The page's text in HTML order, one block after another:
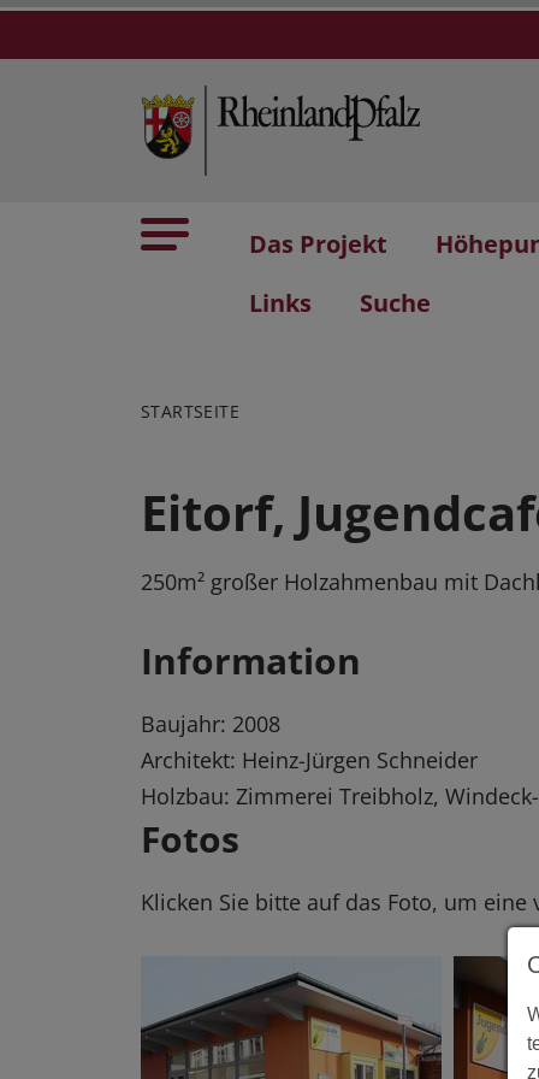
Das Projekt
Links
Suche
STARTSEITE
Eitorf,
250m² großer Holzahmenbau mit
Information
Baujahr: 2008
Architekt: Heinz-Jürgen Schneider
Holzbau: Zimmerei Treibholz,
Fotos
Klicken Sie bitte auf das Foto, um